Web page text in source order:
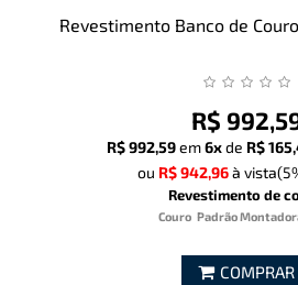
Revestimento Banco de
R$
R$ 992,59 em6x de R$
ou R$ 942,96à vista
Revestimento de
Couro Padrão
COMPRAR